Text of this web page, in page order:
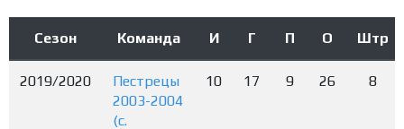
Сезон Команда И Г П О Штр
2019/2020
Пестрецы
2003-2004
(с.
10 17 9 26 8